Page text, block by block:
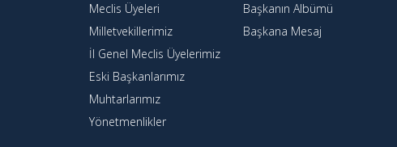
Meclis Üyeleri
Milletvekillerimiz
İl Genel Meclis Üyelerimiz
Eski Başkanlarımız
Muhtarlarımız
Yönetmenlikler
Başkanın Albümü
Başkana Mesaj